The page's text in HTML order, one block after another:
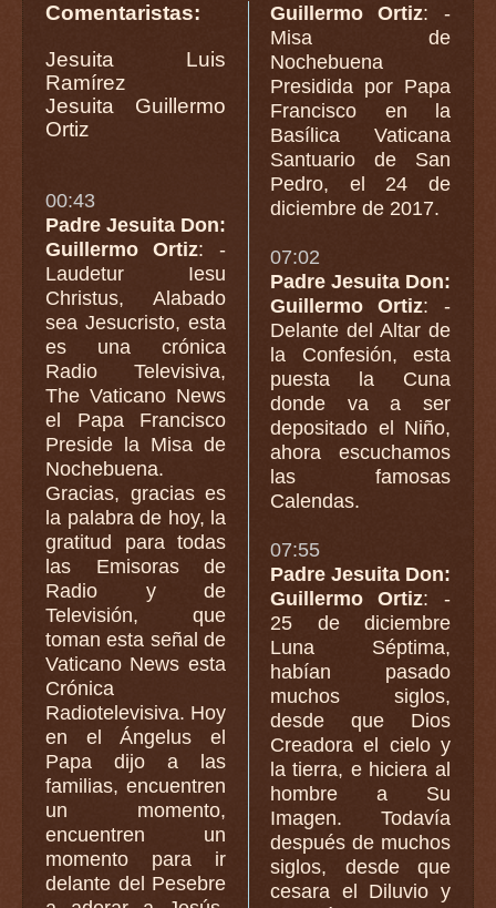
Comentaristas:
Jesuita Luis
Ramírez
Jesuita Guillermo
Ortiz
00:43
Padre Jesuita Don:
Guillermo Ortiz: -
Laudetur Iesu
Christus, Alabado
sea Jesucristo, esta
es una crónica
Radio Televisiva,
The Vaticano News
el Papa Francisco
Preside la Misa de
Nochebuena.
Gracias, gracias es
la palabra de hoy, la
gratitud para todas
las Emisoras de
Radio y de
Televisión, que
toman esta señal de
Vaticano News esta
Crónica
Radiotelevisiva. Hoy
en el Ángelus el
Papa dijo a las
familias, encuentren
un momento,
encuentren un
momento para ir
delante del Pesebre
Guillermo Ortiz: -
Misa de
Nochebuena
Presidida por Papa
Francisco en la
Basílica Vaticana
Santuario de San
Pedro, el 24 de
diciembre de 2017.
07:02
Padre Jesuita Don:
Guillermo Ortiz: -
Delante del Altar de
la Confesión, esta
puesta la Cuna
donde va a ser
depositado el Niño,
ahora escuchamos
las famosas
Calendas.
07:55
Padre Jesuita Don:
Guillermo Ortiz: -
25 de diciembre
Luna Séptima,
habían pasado
muchos siglos,
desde que Dios
Creadora el cielo y
la tierra, e hiciera al
hombre a Su
Imagen. Todavía
después de muchos
siglos, desde que
cesara el Diluvio y